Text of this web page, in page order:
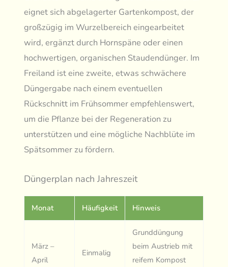
eignet sich abgelagerter Gartenkompost, der
großzügig im Wurzelbereich eingearbeitet
wird, ergänzt durch Hornspäne oder einen
hochwertigen, organischen Staudendünger. Im
Freiland ist eine zweite, etwas schwächere
Düngergabe nach einem eventuellen
Rückschnitt im Frühsommer empfehlenswert,
um die Pflanze bei der Regeneration zu
unterstützen und eine mögliche Nachblüte im
Spätsommer zu fördern.
Düngerplan nach Jahreszeit
Monat Häufigkeit Hinweis
März –
April
Einmalig
Grunddüngung
beim Austrieb mit
reifem Kompost